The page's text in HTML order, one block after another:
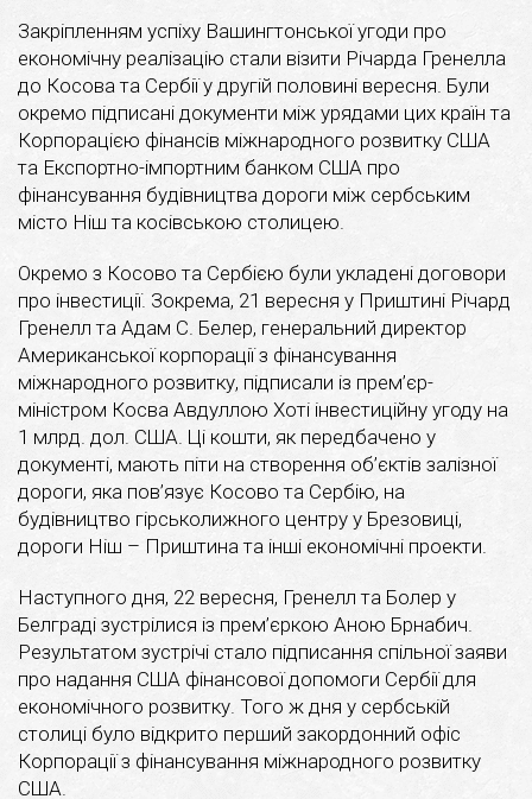
Закріпленням успіху Вашингтонської угоди про
економічну реалізацію стали візити Річарда Гренелла
до Косова та Сербії у другій половині вересня. Були
окремо підписані документи між урядами цих країн та
Корпорацією фінансів міжнародного розвитку США
та Експортно-імпортним банком США про
фінансування будівництва дороги між сербським
місто Ніш та косівською столицею.
Окремо з Косово та Сербією були укладені договори
про інвестиції. Зокрема, 21 вересня у Приштині Річард
Гренелл та Адам С. Белер, генеральний директор
Американської корпорації з фінансування
міжнародного розвитку, підписали із прем’єр-
міністром Косва Авдуллою Хоті інвестиційну угоду на
1 млрд. дол. США. Ці кошти, як передбачено у
документі, мають піти на створення об’єктів залізної
дороги, яка пов’язує Косово та Сербію, на
будівництво гірськолижного центру у Брезовиці,
дороги Ніш – Приштина та інші економічні проекти.
Наступного дня, 22 вересня, Гренелл та Болер у
Белграді зустрілися із прем’єркою Аною Брнабич.
Результатом зустрічі стало підписання спільної заяви
про надання США фінансової допомоги Сербії для
економічного розвитку. Того ж дня у сербській
столиці було відкрито перший закордонний офіс
Корпорації з фінансування міжнародного розвитку
США.